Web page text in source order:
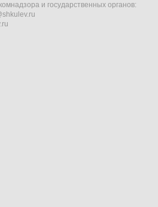
и государственных органов: